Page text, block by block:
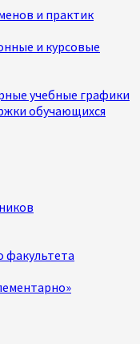
и практик
и курсовые
учебные графики
обучающихся
факультета